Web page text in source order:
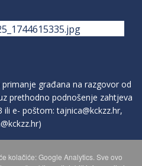
građana na razgovor od
prethodno podnošenje zahtjeva
ili e- poštom:tajnica@kckzz.hr,
)
OSOBNIH PODATAKA
kolačiće: Google Analytics. Sve ovo